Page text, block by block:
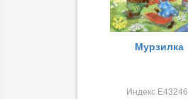
Мурзилка
Индекс Е43246